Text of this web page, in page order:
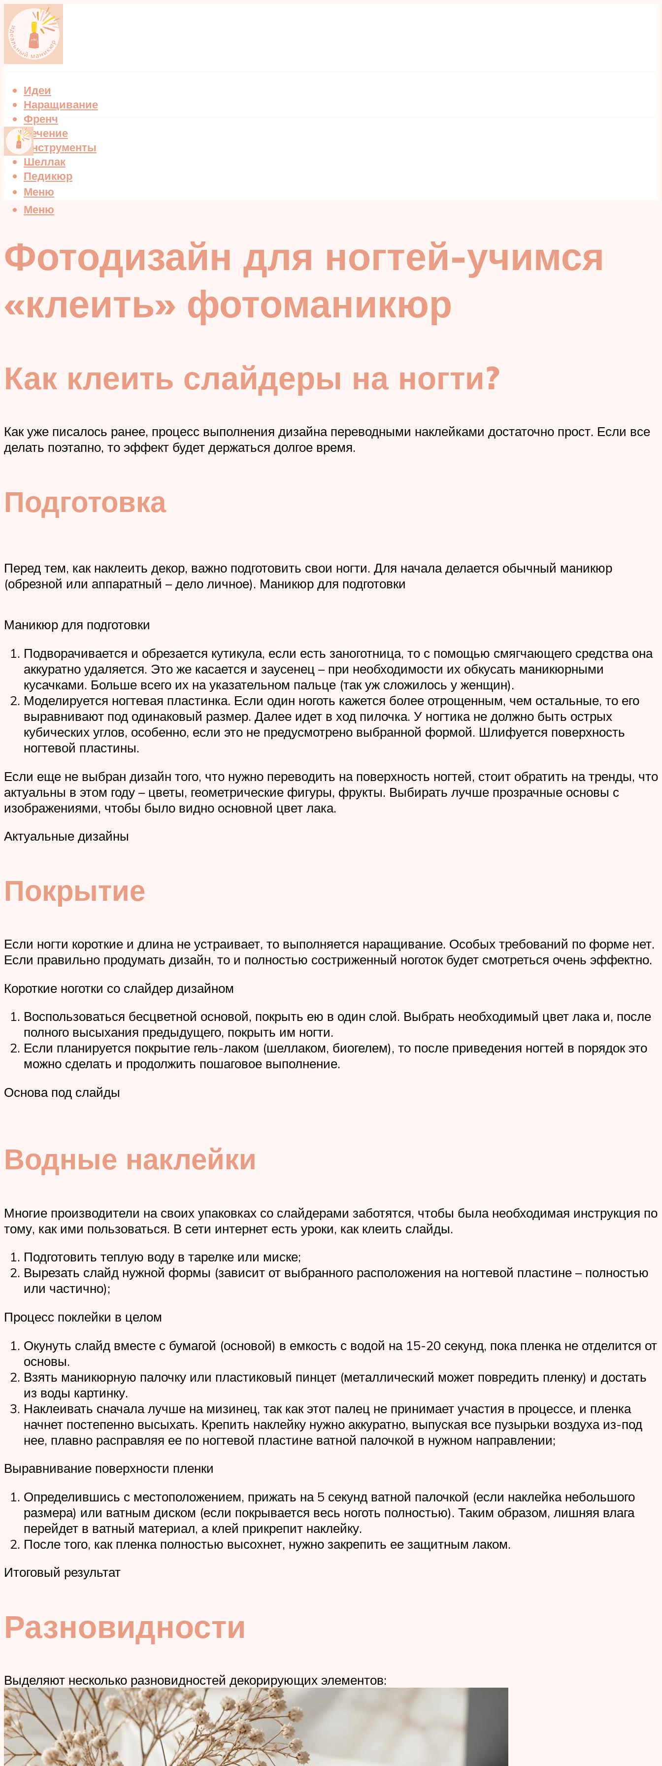
Идеи
Наращивание
Френч
Лечение
Инструменты
Шеллак
Педикюр
Меню
Меню
Фотодизайн для ногтей-учимся
«клеить» фотоманикюр
Как клеить слайдеры на ногти?
Как уже писалось ранее, процесс выполнения дизайна переводными наклейками достаточно прост. Если все
делать поэтапно, то эффект будет держаться долгое время.
Подготовка
Перед тем, как наклеить декор, важно подготовить свои ногти. Для начала делается обычный маникюр
(обрезной или аппаратный – дело личное). Маникюр для подготовки
Маникюр для подготовки
Подворачивается и обрезается кутикула, если есть заноготница, то с помощью смягчающего средства она
аккуратно удаляется. Это же касается и заусенец – при необходимости их обкусать маникюрными
кусачками. Больше всего их на указательном пальце (так уж сложилось у женщин).
Моделируется ногтевая пластинка. Если один ноготь кажется более отрощенным, чем остальные, то его
выравнивают под одинаковый размер. Далее идет в ход пилочка. У ногтика не должно быть острых
кубических углов, особенно, если это не предусмотрено выбранной формой. Шлифуется поверхность
ногтевой пластины.
Если еще не выбран дизайн того, что нужно переводить на поверхность ногтей, стоит обратить на тренды, что
актуальны в этом году – цветы, геометрические фигуры, фрукты. Выбирать лучше прозрачные основы с
изображениями, чтобы было видно основной цвет лака.
Актуальные дизайны
Покрытие
Если ногти короткие и длина не устраивает, то выполняется наращивание. Особых требований по форме нет.
Если правильно продумать дизайн, то и полностью состриженный ноготок будет смотреться очень эффектно.
Короткие ноготки со слайдер дизайном
Воспользоваться бесцветной основой, покрыть ею в один слой. Выбрать необходимый цвет лака и, после
полного высыхания предыдущего, покрыть им ногти.
Если планируется покрытие гель-лаком (шеллаком, биогелем), то после приведения ногтей в порядок это
можно сделать и продолжить пошаговое выполнение.
Основа под слайды
Водные наклейки
Многие производители на своих упаковках со слайдерами заботятся, чтобы была необходимая инструкция по
тому, как ими пользоваться. В сети интернет есть уроки, как клеить слайды.
Подготовить теплую воду в тарелке или миске;
Вырезать слайд нужной формы (зависит от выбранного расположения на ногтевой пластине – полностью
или частично);
Процесс поклейки в целом
Окунуть слайд вместе с бумагой (основой) в емкость с водой на 15-20 секунд, пока пленка не отделится от
основы.
Взять маникюрную палочку или пластиковый пинцет (металлический может повредить пленку) и достать
из воды картинку.
Наклеивать сначала лучше на мизинец, так как этот палец не принимает участия в процессе, и пленка
начнет постепенно высыхать. Крепить наклейку нужно аккуратно, выпуская все пузырьки воздуха из-под
нее, плавно расправляя ее по ногтевой пластине ватной палочкой в нужном направлении;
Выравнивание поверхности пленки
Определившись с местоположением, прижать на 5 секунд ватной палочкой (если наклейка небольшого
размера) или ватным диском (если покрывается весь ноготь полностью). Таким образом, лишняя влага
перейдет в ватный материал, а клей прикрепит наклейку.
После того, как пленка полностью высохнет, нужно закрепить ее защитным лаком.
Итоговый результат
Разновидности
Выделяют несколько разновидностей декорирующих элементов: